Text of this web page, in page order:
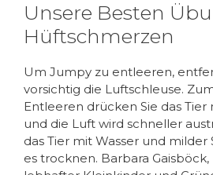
Unsere Besten
Hüftschmerzen
Um Jumpy zu entleeren,
vorsichtig die Luftschleuse.
Entleeren drücken Sie das
und die Luft wird schneller
das Tier mit Wasser und milder
es trocknen. Barbara